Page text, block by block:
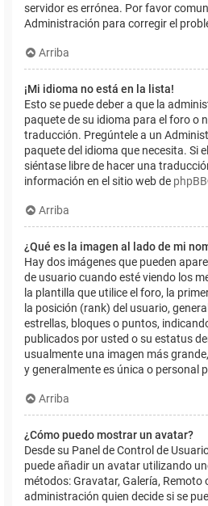
servidor es errónea. Por favor
Administración para corregir el
Arriba
¡Mi idioma no está en la lista!
Esto se puede deber a que la
paquete de su idioma para el foro o
traducción. Pregúntele a un
paquete del idioma que necesita. Si
siéntase libre de hacer una
información en el sitio web de phpBB
Arriba
¿Qué es la imagen al lado de mi
Hay dos imágenes que pueden
de usuario cuando esté viendo los
la plantilla que utilice el foro, la
la posición (rank) del usuario,
estrellas, bloques o puntos,
publicados por usted o su estatus
usualmente una imagen más
y generalmente es única o personal
Arriba
¿Cómo puedo mostrar un avatar?
Desde su Panel de Control de
puede añadir un avatar utilizando
métodos: Gravatar, Galería, Remoto
administración quien decide si se